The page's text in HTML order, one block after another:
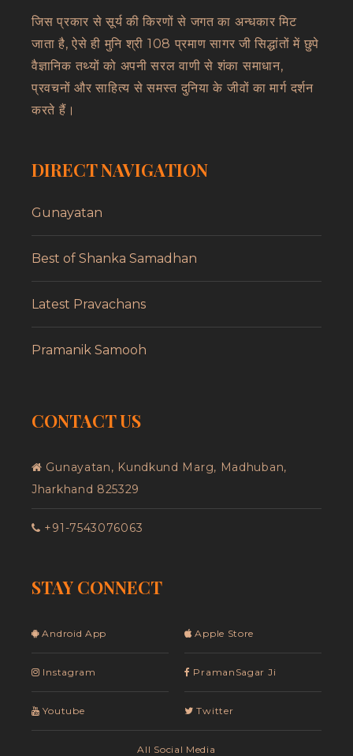
जिस प्रकार से सूर्य की किरणों से जगत का अन्धकार मिट
जाता है, ऐसे ही मुनि श्री 108 प्रमाण सागर जी सिद्धांतों में छुपे
वैज्ञानिक तथ्यों को अपनी सरल वाणी से शंका समाधान,
प्रवचनों और साहित्य से समस्त दुनिया के जीवों का मार्ग दर्शन
करते हैं।
DIRECT NAVIGATION
Gunayatan
Best of Shanka Samadhan
Latest Pravachans
Pramanik Samooh
CONTACT US
Gunayatan, Kundkund Marg, Madhuban,
Jharkhand 825329
+91-7543076063
STAY CONNECT
Android App
Instagram
Youtube
Apple Store
PramanSagar Ji
Twitter
All Social Media